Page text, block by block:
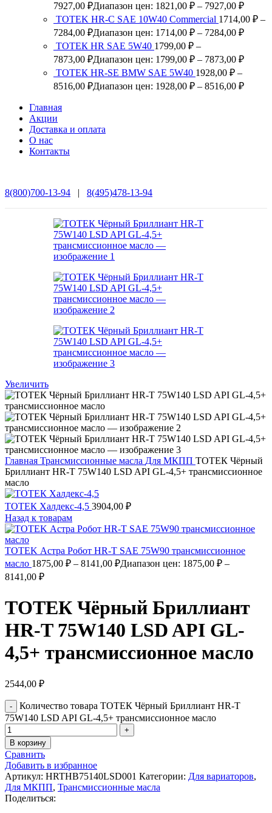
7927,00 ₽Диапазон цен: 1821,00 ₽ – 7927,00 ₽
TOTEK HR-C SAE 10W40 Commercial 1714,00 ₽ –
7284,00 ₽Диапазон цен: 1714,00 ₽ – 7284,00 ₽
ТОТЕК HR SAE 5W40 1799,00 ₽ –
7873,00 ₽Диапазон цен: 1799,00 ₽ – 7873,00 ₽
ТОТЕК HR-SE BMW SAE 5W40 1928,00 ₽ –
8516,00 ₽Диапазон цен: 1928,00 ₽ – 8516,00 ₽
Главная
Акции
Доставка и оплата
О нас
Контакты
8(800)700-13-94 | 8(495)478-13-94
Увеличить
Главная Трансмиссионные масла Для МКПП ТОТЕК Чёрный
Бриллиант HR-T 75W140 LSD API GL-4,5+ трансмиссионное
масло
ТОТЕК Халдекс-4,5 3904,00 ₽
Назад к товарам
TOTEK Астра Робот HR-T SAE 75W90 трансмиссионное
масло 1875,00 ₽ – 8141,00 ₽Диапазон цен: 1875,00 ₽ –
8141,00 ₽
ТОТЕК Чёрный Бриллиант
HR-T 75W140 LSD API GL-
4,5+ трансмиссионное масло
2544,00 ₽
Количество товара ТОТЕК Чёрный Бриллиант HR-T
75W140 LSD API GL-4,5+ трансмиссионное масло
В корзину
Сравнить
Добавить в избранное
Артикул: HRTHB75140LSD001 Категории: Для вариаторов,
Для МКПП, Трансмиссионные масла
Поделиться: